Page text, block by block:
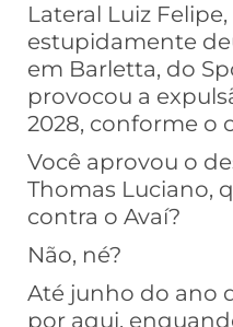
Lateral Luiz
estupidamente
em Barletta, do
provocou a
2028, conforme o
Você aprovou o
Thomas Luciano,
contra o Avaí?
Não, né?
Até junho do ano
por aqui,